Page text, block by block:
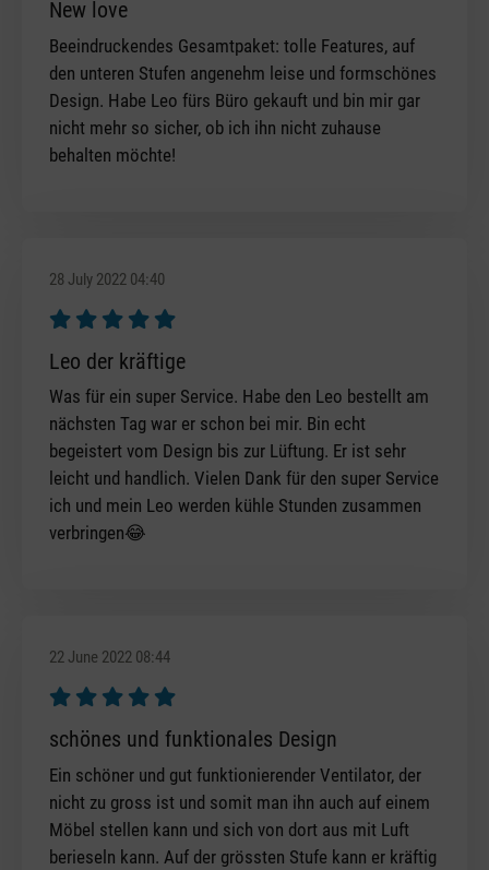
New love
Beeindruckendes Gesamtpaket: tolle Features, auf
den unteren Stufen angenehm leise und formschönes
Design. Habe Leo fürs Büro gekauft und bin mir gar
nicht mehr so sicher, ob ich ihn nicht zuhause
behalten möchte!
28 July 2022 04:40
Review with rating of 5 out of 5 stars
Leo der kräftige
Was für ein super Service. Habe den Leo bestellt am
nächsten Tag war er schon bei mir. Bin echt
begeistert vom Design bis zur Lüftung. Er ist sehr
leicht und handlich. Vielen Dank für den super Service
ich und mein Leo werden kühle Stunden zusammen
verbringen😂
22 June 2022 08:44
Review with rating of 5 out of 5 stars
schönes und funktionales Design
Ein schöner und gut funktionierender Ventilator, der
nicht zu gross ist und somit man ihn auch auf einem
Möbel stellen kann und sich von dort aus mit Luft
berieseln kann. Auf der grössten Stufe kann er kräftig